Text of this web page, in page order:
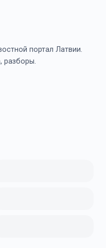
портал Латвии.
разборы.